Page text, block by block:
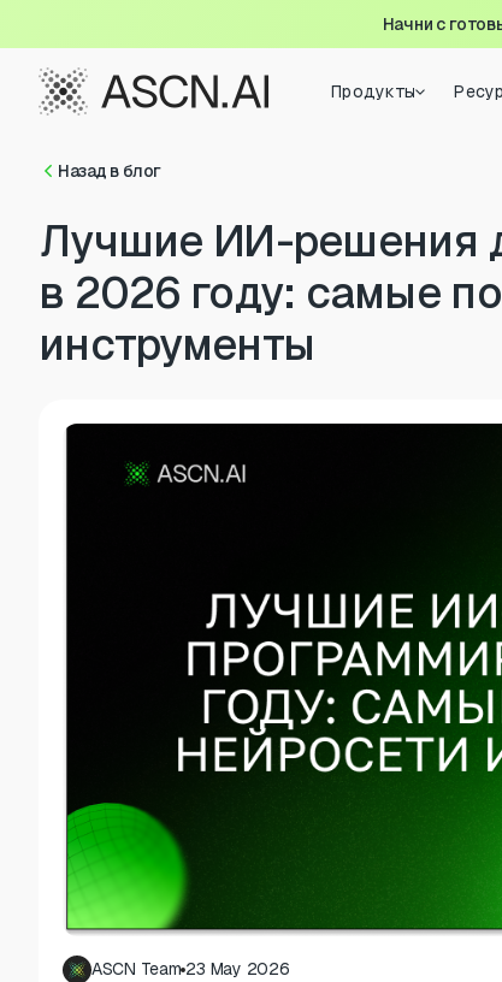
Начни с
Продукты
Назад в блог
Лучшие ИИ-решения
в 2026 году: самые
инструменты
ASCN Team 23 May 2026